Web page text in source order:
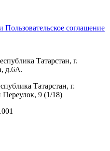
Пользовательское соглашение
Татарстан, г.
д.6А.
Татарстан, г.
9 (1/18)